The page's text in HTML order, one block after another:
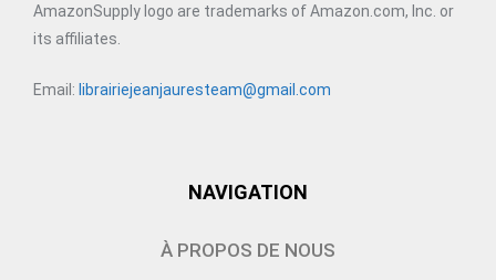
AmazonSupply logo are trademarks of Amazon.com, Inc. or
its affiliates.
Email: librairiejeanjauresteam@gmail.com
NAVIGATION
À PROPOS DE NOUS